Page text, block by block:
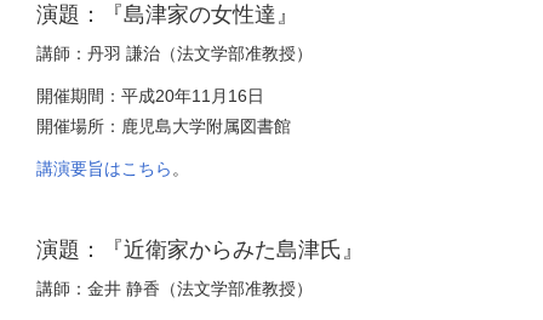
演題：『島津家の女性達』
講師：丹羽 謙治（法文学部准教授）
開催期間：平成20年11月16日
開催場所：鹿児島大学附属図書館
講演要旨はこちら 。
演題：『近衛家からみた島津氏』
講師：金井 静香（法文学部准教授）